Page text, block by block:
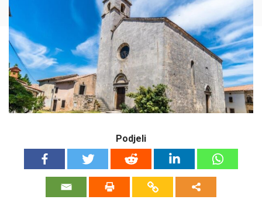
Podjeli